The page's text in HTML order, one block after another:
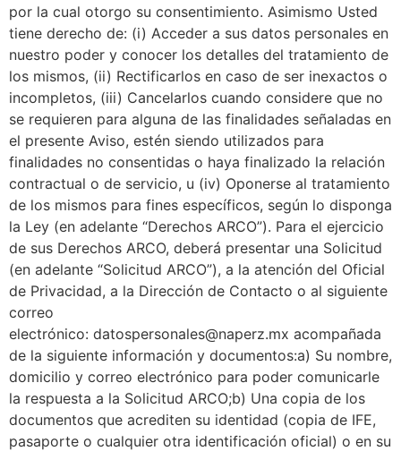
por la cual otorgo su consentimiento. Asimismo Usted
tiene derecho de: (i) Acceder a sus datos personales en
nuestro poder y conocer los detalles del tratamiento de
los mismos, (ii) Rectificarlos en caso de ser inexactos o
incompletos, (iii) Cancelarlos cuando considere que no
se requieren para alguna de las finalidades señaladas en
el presente Aviso, estén siendo utilizados para
finalidades no consentidas o haya finalizado la relación
contractual o de servicio, u (iv) Oponerse al tratamiento
de los mismos para fines específicos, según lo disponga
la Ley (en adelante “Derechos ARCO”). Para el ejercicio
de sus Derechos ARCO, deberá presentar una Solicitud
(en adelante “Solicitud ARCO”), a la atención del Oficial
de Privacidad, a la Dirección de Contacto o al siguiente
correo
electrónico: datospersonales@naperz.mx acompañada
de la siguiente información y documentos:a) Su nombre,
domicilio y correo electrónico para poder comunicarle
la respuesta a la Solicitud ARCO;b) Una copia de los
documentos que acrediten su identidad (copia de IFE,
pasaporte o cualquier otra identificación oficial) o en su